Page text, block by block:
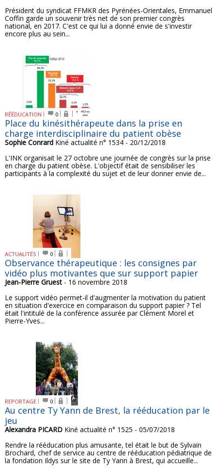
Président du syndicat FFMKR des Pyrénées-Orientales, Emmanuel
Coffin garde un souvenir très net de son premier congrès
national, en 2017. C'est ce qui lui a donné envie de s'investir
encore plus au sein...
RÉÉDUCATION 0
Place du kinésithérapeute dans la prise en
charge interdisciplinaire du patient obèse
Sophie Conrard Kiné actualité n° 1534 - 20/12/2018
L'INK organisait le 27 octobre une journée de congrès sur la prise
en charge du patient obèse. L'objectif était de sensibiliser les
participants à la complexité du sujet et de leur donner envie de...
ACTUALITÉS 0
Observance thérapeutique : les consignes par
vidéo plus motivantes que sur support papier
Jean-Pierre Gruest - 16 novembre 2018
Le support vidéo permet-il d'augmenter la motivation du patient
en situation d'exercice en comparaison du support papier ? Tel
était l'intitulé de la conférence assurée par Clément Morel et
Pierre-Yves...
REPORTAGE 0
Au centre Ty Yann de Brest, la rééducation par le
jeu
Alexandra PICARD Kiné actualité n° 1525 - 05/07/2018
Rendre la rééducation plus amusante, tel était le but de Sylvain
Brochard, chef de service au centre de rééducation pédiatrique de
la fondation Ildys sur le site de Ty Yann à Brest, qui accueille...